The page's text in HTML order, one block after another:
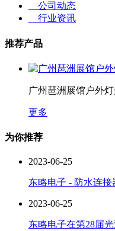
公司动态
行业资讯
推荐产品
广州琶洲展馆户外
更多
为你推荐
2023-06-25
东略电子 - 防水连
2023-06-25
东略电子在第28届